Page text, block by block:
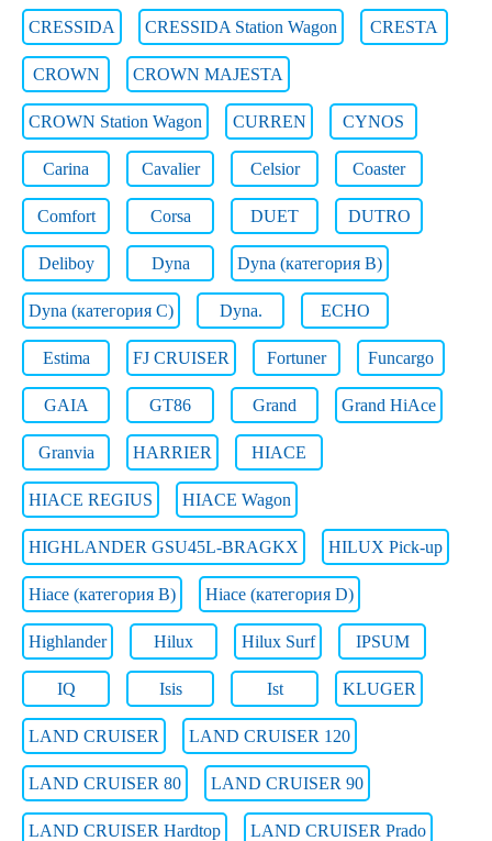
CRESSIDA CRESSIDA Station Wagon CRESTA
CROWN CROWN MAJESTA
CROWN Station Wagon CURREN CYNOS
Carina Cavalier Celsior Coaster
Comfort Corsa DUET DUTRO
Deliboy Dyna Dyna (категория B)
Dyna (категория C) Dyna. ECHO
Estima FJ CRUISER Fortuner Funcargo
GAIA GT86 Grand Grand HiAce
Granvia HARRIER HIACE
HIACE REGIUS HIACE Wagon
HIGHLANDER GSU45L-BRAGKX HILUX Pick-up
Hiace (категория B) Hiace (категория D)
Highlander Hilux Hilux Surf IPSUM
IQ Isis Ist KLUGER
LAND CRUISER LAND CRUISER 120
LAND CRUISER 80 LAND CRUISER 90
LAND CRUISER Hardtop LAND CRUISER Prado